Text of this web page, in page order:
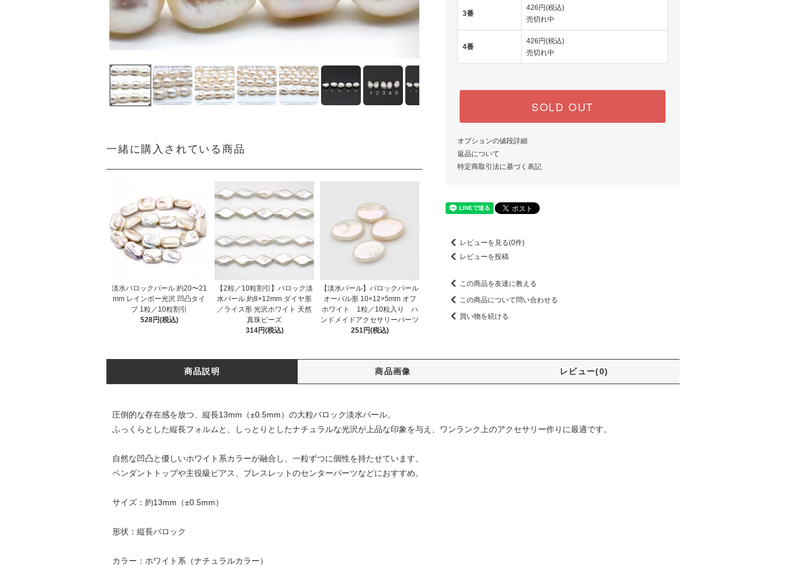
一緒に購入されている商品
淡水バロックパール 約20〜21
mm レインボー光沢 凹凸タイ
プ 1粒／10粒割引
528円(税込)
【2粒／10粒割引】バロック淡
水パール 約8×12mm ダイヤ形
／ライス形 光沢ホワイト 天然
真珠ビーズ
314円(税込)
【淡水パール】バロックパール
オーバル形 10×12×5mm オフ
ホワイト 1粒／10粒入り ハ
ンドメイドアクセサリーパーツ
251円(税込)
3番
426円(税込)
売切れ中
4番
426円(税込)
売切れ中
SOLD OUT
オプションの値段詳細
返品について
特定商取引法に基づく表記
レビューを見る(0件)
レビューを投稿
この商品を友達に教える
この商品について問い合わせる
買い物を続ける
商品説明 商品画像 レビュー(0)
圧倒的な存在感を放つ、縦長13mm（±0.5mm）の大粒バロック淡水パール。
ふっくらとした縦長フォルムと、しっとりとしたナチュラルな光沢が上品な印象を与え、ワンランク上のアクセサリー作りに最適です。
自然な凹凸と優しいホワイト系カラーが融合し、一粒ずつに個性を持たせています。
ペンダントトップや主役級ピアス、ブレスレットのセンターパーツなどにおすすめ。
サイズ：約13mm（±0.5mm）
形状：縦長バロック
カラー：ホワイト系（ナチュラルカラー）